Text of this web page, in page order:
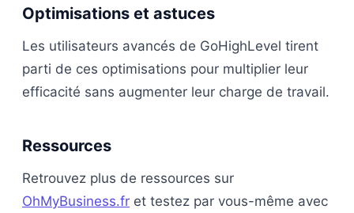
Optimisations et astuces
Les utilisateurs avancés de GoHighLevel tirent
parti de ces optimisations pour multiplier leur
efficacité sans augmenter leur charge de travail.
Ressources
Retrouvez plus de ressources sur
OhMyBusiness.fr et testez par vous-même avec